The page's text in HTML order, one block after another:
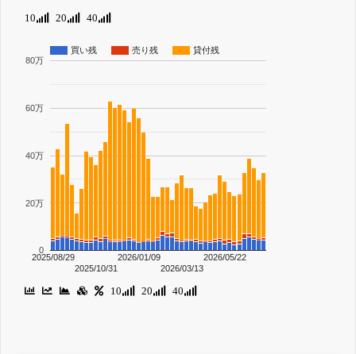
10 20 40
買い残 売り残 貸付残
2025/08/29
2025/10/31
2026/01/09
2026/03/13
2026/05/22
0
20万
40万
60万
80万
10 20 40